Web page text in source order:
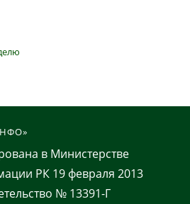
в Министерстве
РК 19 февраля 2013
№ 13391-Г